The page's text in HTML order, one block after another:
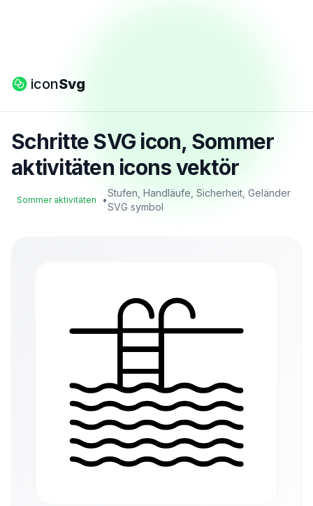
iconSvg
Schritte SVG icon, Sommer
aktivitäten icons vektör
Sommer aktivitäten •
Stufen, Handläufe, Sicherheit, Geländer
SVG symbol